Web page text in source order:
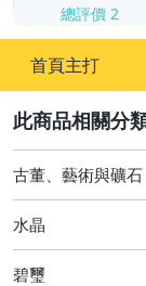
總評價 2
首頁主打
其它
[全店] 周年慶
[全店] 粉絲專享
古董、藝術與礦石
水晶
碧璽